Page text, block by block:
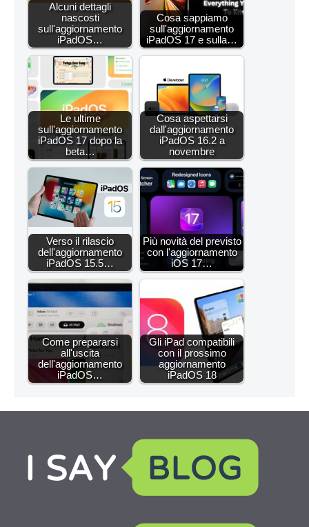
Alcuni dettagli
nascosti
sull'aggiornamento
iPadOS…
Cosa sappiamo
sull'aggiornamento
iPadOS 17 e sulla…
Le ultime
sull'aggiornamento
iPadOS 17 dopo la
beta…
Cosa aspettarsi
dall'aggiornamento
iPadOS 16.2 a
novembre
Verso il rilascio
dell'aggiornamento
iPadOS 15.5…
Più novità del previsto
con l'aggiornamento
iOS 17…
Come prepararsi
all'uscita
dell'aggiornamento
iPadOS…
Gli iPad compatibili
con il prossimo
aggiornamento
iPadOS 18